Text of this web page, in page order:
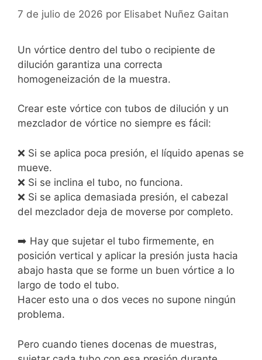
7 de julio de 2026 por Elisabet Nuñez Gaitan
Un vórtice dentro del tubo o recipiente de
dilución garantiza una correcta
homogeneización de la muestra.
Crear este vórtice con tubos de dilución y un
mezclador de vórtice no siempre es fácil:
❌ Si se aplica poca presión, el líquido apenas se
mueve.
❌ Si se inclina el tubo, no funciona.
❌ Si se aplica demasiada presión, el cabezal
del mezclador deja de moverse por completo.
➡️ Hay que sujetar el tubo firmemente, en
posición vertical y aplicar la presión justa hacia
abajo hasta que se forme un buen vórtice a lo
largo de todo el tubo.
Hacer esto una o dos veces no supone ningún
problema.
Pero cuando tienes docenas de muestras,